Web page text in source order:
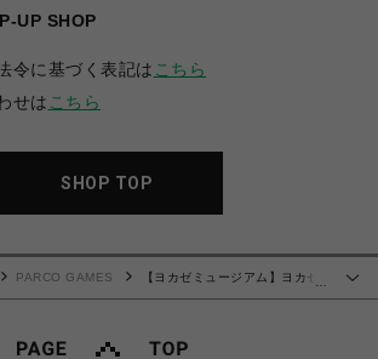
UP SHOP
令に基づく表記は こちら
せは こちら
SHOP TOP
…
PARCO GAMES
【ヨカゼミュージアム】ヨカゼ